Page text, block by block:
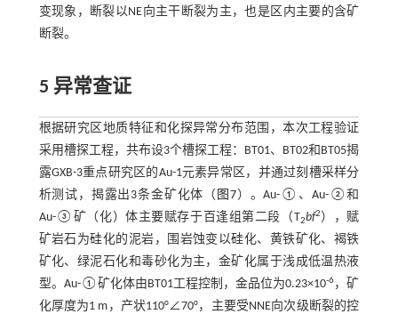
变现象，断裂以NE向主干断裂为主，也是区内主要的含矿
断裂。
5 异常查证
根据研究区地质特征和化探异常分布范围，本次工程验证
采用槽探工程，共布设3个槽探工程：BT01、BT02和BT05揭
露GXB-3重点研究区的Au-1元素异常区，并通过刻槽采样分
析测试，揭露出3条金矿化体（ 图7）。Au-①、Au-②和
Au-③矿（化）体主要赋存于百逢组第二段（T2bf2 ），赋
矿岩石为硅化的泥岩，围岩蚀变以硅化、黄铁矿化、褐铁
矿化、绿泥石化和毒砂化为主，金矿化属于浅成低温热液
型。Au-①矿化体由BT01工程控制，金品位为0.23×10-6，矿
化厚度为1 m，产状110°∠70°，主要受NNE向次级断裂的控